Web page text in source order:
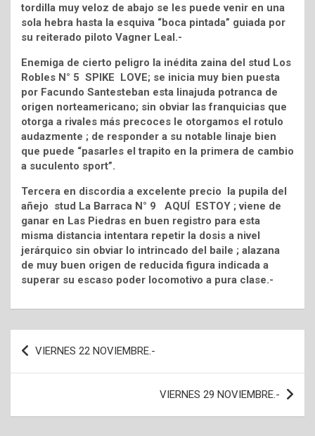
tordilla muy veloz de abajo se les puede venir en una
sola hebra hasta la esquiva “boca pintada” guiada por
su reiterado piloto Vagner Leal.-
Enemiga de cierto peligro la inédita zaina del stud Los
Robles N° 5 SPIKE LOVE; se inicia muy bien puesta
por Facundo Santesteban esta linajuda potranca de
origen norteamericano; sin obviar las franquicias que
otorga a rivales más precoces le otorgamos el rotulo
audazmente ; de responder a su notable linaje bien
que puede “pasarles el trapito en la primera de cambio
a suculento sport”.
Tercera en discordia a excelente precio la pupila del
añejo stud La Barraca N° 9 AQUÍ ESTOY ; viene de
ganar en Las Piedras en buen registro para esta
misma distancia intentara repetir la dosis a nivel
jerárquico sin obviar lo intrincado del baile ; alazana
de muy buen origen de reducida figura indicada a
superar su escaso poder locomotivo a pura clase.-
Navegación
de
VIERNES 22 NOVIEMBRE.-
VIERNES 29 NOVIEMBRE.-